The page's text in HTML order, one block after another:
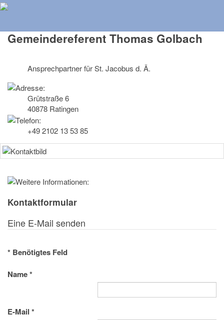
Herzlich Willkommen auf der Homepage der Pfarrei St. Peter
Gemeindereferent Thomas Golbach
Ansprechpartner für St. Jacobus d. Ä.
Grütstraße 6
40878 Ratingen
+49 2102 13 53 85
Kontaktformular
Eine E-Mail senden
* Benötigtes Feld
Name*
E-Mail *